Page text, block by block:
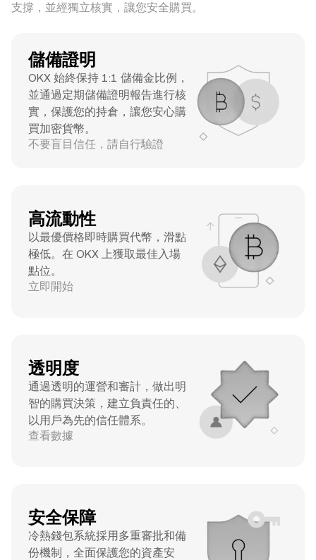
支撐，並經獨立核實，讓您安全購買。
儲備證明
OKX 始終保持 1:1 儲備金比例，
並通過定期儲備證明報告進行核
實，保護您的持倉，讓您安心購
買加密貨幣。
不要盲目信任，請自行驗證
高流動性
以最優價格即時購買代幣，滑點
極低。在 OKX 上獲取最佳入場
點位。
立即開始
透明度
通過透明的運營和審計，做出明
智的購買決策，建立負責任的、
以用戶為先的信任體系。
查看數據
安全保障
冷熱錢包系統採用多重審批和備
份機制，全面保護您的資產安